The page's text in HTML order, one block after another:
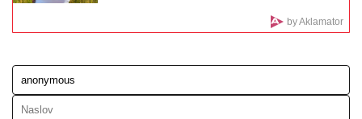
bude u stanju da raspolaže imovinom,
neka sve rasproda"